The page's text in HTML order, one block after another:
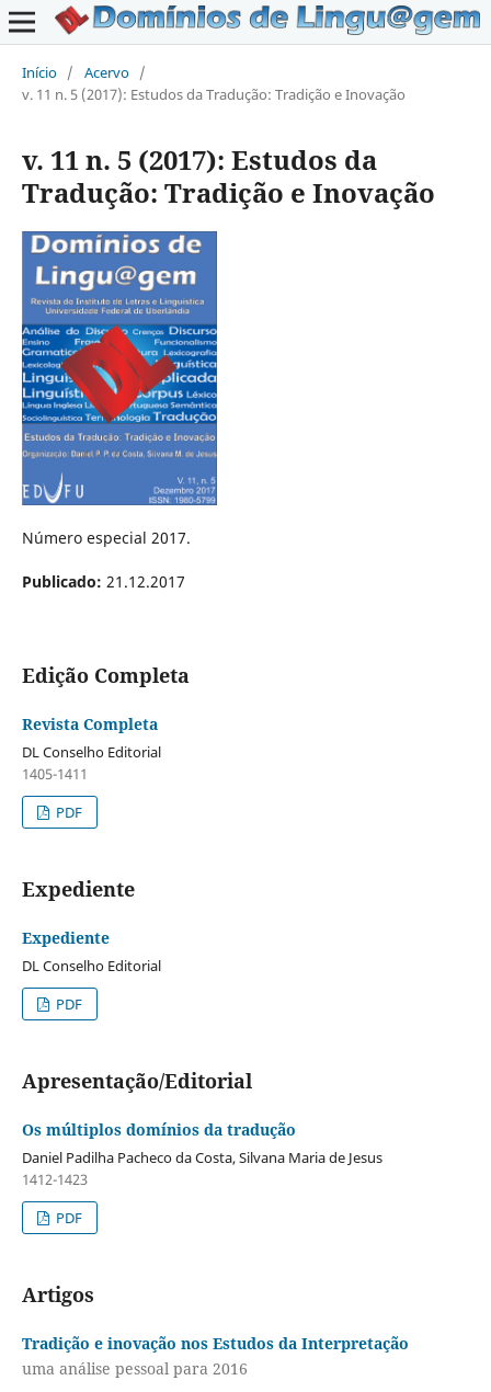
Início / Acervo /
v. 11 n. 5 (2017): Estudos da Tradução: Tradição e Inovação
v. 11 n. 5 (2017): Estudos da
Tradução: Tradição e Inovação
Número especial 2017.
Publicado: 21.12.2017
Edição Completa
Revista Completa
DL Conselho Editorial
1405-1411
PDF
Expediente
Expediente
DL Conselho Editorial
PDF
Apresentação/Editorial
Os múltiplos domínios da tradução
Daniel Padilha Pacheco da Costa, Silvana Maria de Jesus
1412-1423
PDF
Artigos
Tradição e inovação nos Estudos da Interpretação
uma análise pessoal para 2016